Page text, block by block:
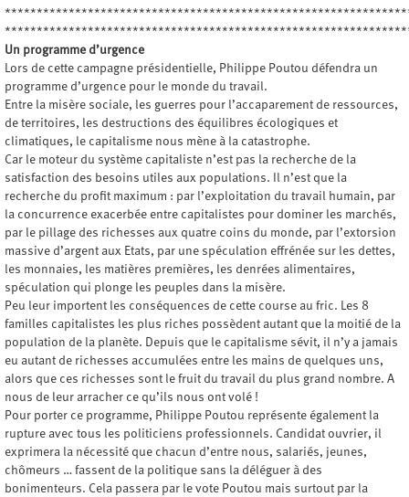
Un programme d’urgence
Lors de cette campagne présidentielle, Philippe Poutou défendra un
programme d’urgence pour le monde du travail.
Entre la misère sociale, les guerres pour l’accaparement de ressources,
de territoires, les destructions des équilibres écologiques et
climatiques, le capitalisme nous mène à la catastrophe.
Car le moteur du système capitaliste n’est pas la recherche de la
satisfaction des besoins utiles aux populations. Il n’est que la
recherche du profit maximum : par l’exploitation du travail humain, par
la concurrence exacerbée entre capitalistes pour dominer les marchés,
par le pillage des richesses aux quatre coins du monde, par l’extorsion
massive d’argent aux Etats, par une spéculation effrénée sur les dettes,
les monnaies, les matières premières, les denrées alimentaires,
spéculation qui plonge les peuples dans la misère.
Peu leur importent les conséquences de cette course au fric. Les 8
familles capitalistes les plus riches possèdent autant que la moitié de la
population de la planète. Depuis que le capitalisme sévit, il n’y a jamais
eu autant de richesses accumulées entre les mains de quelques uns,
alors que ces richesses sont le fruit du travail du plus grand nombre. A
nous de leur arracher ce qu’ils nous ont volé !
Pour porter ce programme, Philippe Poutou représente également la
rupture avec tous les politiciens professionnels. Candidat ouvrier, il
exprimera la nécessité que chacun d’entre nous, salariés, jeunes,
chômeurs … fassent de la politique sans la déléguer à des
bonimenteurs. Cela passera par le vote Poutou mais surtout par la